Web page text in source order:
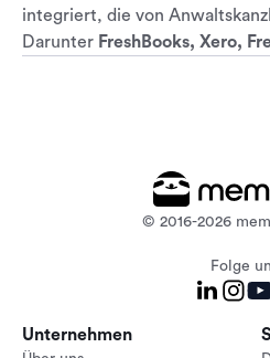
integriert, die von
Darunter FreshBooks, Xero,
© 2016-2026
Folge
Unternehmen